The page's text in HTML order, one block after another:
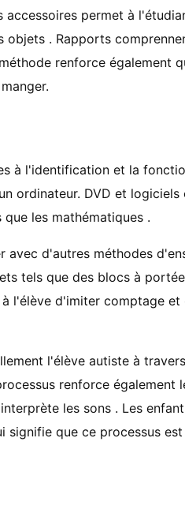
permet à
. Rapports
renforce également
à l'identification et la
ordinateur. DVD et logiciels
les mathématiques .
d'autres méthodes
tels que des blocs à
l'élève d'imiter comptage et
l'élève autiste à
renforce également
les sons . Les
que ce processus